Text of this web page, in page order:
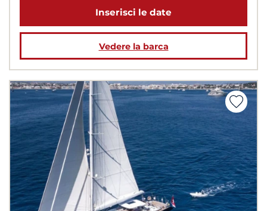
Inserisci le date
Vedere la barca